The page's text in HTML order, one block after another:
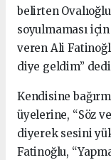
belirten
soyulmaması
veren Ali
diye geldim”
Kendisine
üyelerine, “Söz
diyerek sesini
Fatinoğlu,